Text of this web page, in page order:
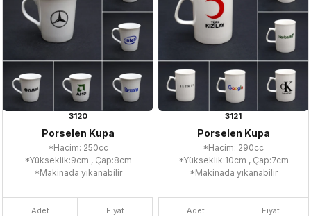
3120
Porselen Kupa
*Hacim: 250cc
*Yükseklik:9cm , Çap:8cm
*Makinada yıkanabilir
Adet Fiyat
3121
Porselen Kupa
*Hacim: 290cc
*Yükseklik:10cm , Çap:7cm
*Makinada yıkanabilir
Adet Fiyat